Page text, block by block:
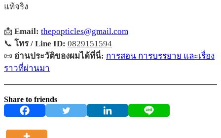
แท้จริง
📩 Email: thepopticles@gmail.com
📞 โทร / Line ID: 0829151594
📜 อ่านประวัติของผมได้ที่นี่: การสอน การบรรยาย และเรื่อง
ราวที่ผ่านมา
Share to friends